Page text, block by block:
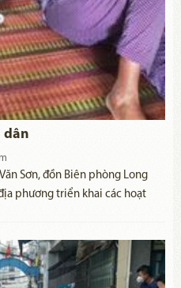
dân
Sơn, đồn Biên phòng Long
phương triển khai các hoạt
của địa phương trong quản
giới.